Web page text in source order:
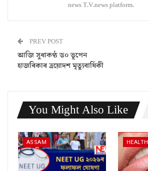
news T.V.news platform.
PREV POST
আজি সুধাকণ্ঠ ড০ ভূপেন
হাজৰিকাৰ ত্ৰয়োদশ মৃত্যুবাৰ্ষিকী
You Might Also Like
ASSAM HEALTH